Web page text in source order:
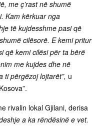
me ç’rast në shumë
Kam kërkuar nga
të kujdesshme pasi që
cilësorë. E kemi pritur
që kemi cilësi për ta bërë
me kujdes dhe në
ti përgëzoj lojtarët”, u
rivalin lokal Gjilani, derisa
a ka rëndësinë e vet.